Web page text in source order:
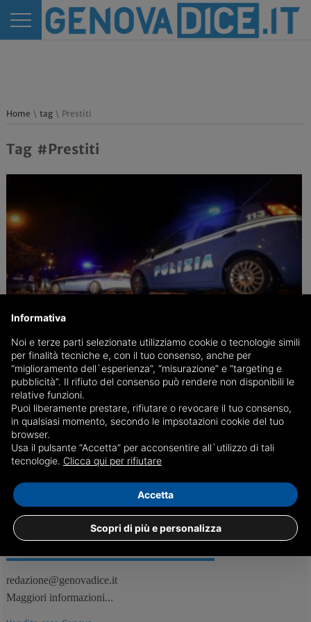
Home \ tag\ Prestiti
Tag #Prestiti
Estorsioni nel Ponente genovese, la PolIzia arresta
due persone
Il principale indagato Gurabardhi Roland, albanese di 24 anni, è stato
fermato dopo l'emissione di un provvedimento di custodia cautelare
da parte del Gip
06/11 Genova, Cronaca
REDAZIONE
redazione@genovadice.it
Maggiori informazioni...
Feed RSS
Informativa
Noi e terze parti selezionate utilizziamo cookie o tecnologie simili
per finalità tecniche e, con il tuo consenso, anche per
“miglioramento dell`esperienza”, “misurazione” e “targeting e
pubblicità”. Il rifiuto del consenso può rendere non disponibili le
relative funzioni.
Puoi liberamente prestare, rifiutare o revocare il tuo consenso,
in qualsiasi momento, secondo le impsotazioni cookie del tuo
browser.
Usa il pulsante “Accetta” per acconsentire all`utilizzo di tali
tecnologie. Clicca qui per rifiutare
Scopri di più e personalizza
Accetta